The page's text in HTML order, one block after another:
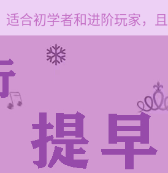
合初学者和进阶玩家，